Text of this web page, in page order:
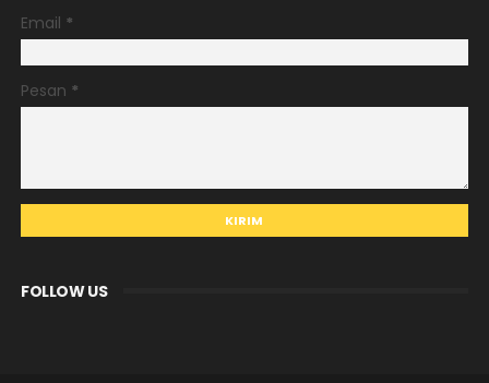
Email *
Pesan *
FOLLOW US